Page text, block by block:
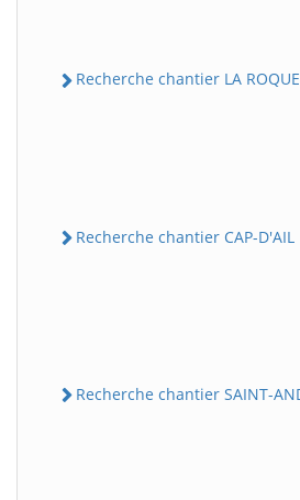
Recherche chantier LA
Recherche chantier CAP-D'AIL
Recherche chantier SAINT-